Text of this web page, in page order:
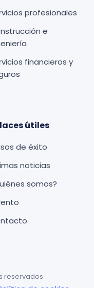
profesionales
e
financieros y
útiles
de éxito
noticias
somos?
reservados